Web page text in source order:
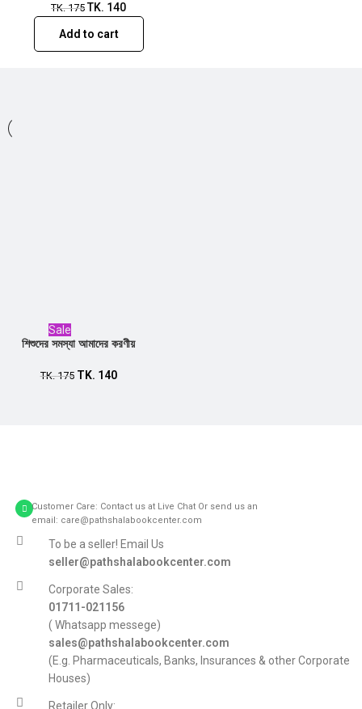
TK.175 TK. 140
Add to cart
Sale
Add to cart
শিশুদের সমস্যা আমাদের করণীয়
TK.175 TK. 140
Customer Care: Contact us at Live Chat Or send us an
email: care@pathshalabookcenter.com
To be a seller! Email Us
seller@pathshalabookcenter.com
Corporate Sales:
01711-021156
( Whatsapp messege)
sales@pathshalabookcenter.com
(E.g. Pharmaceuticals, Banks, Insurances & other Corporate
Houses)
Retailer Only: